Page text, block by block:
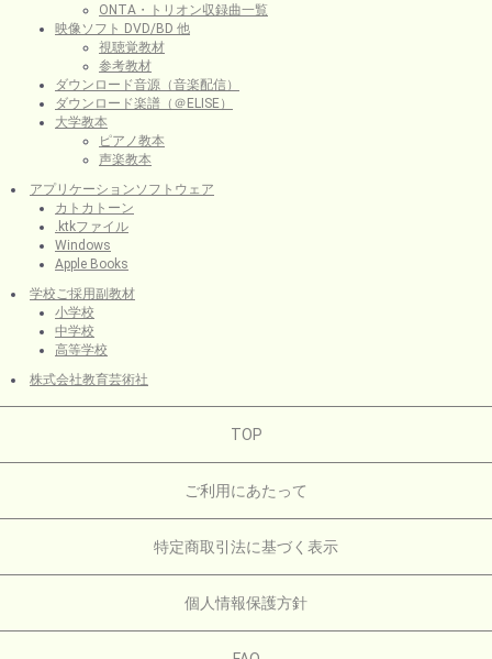
ONTA・トリオン収録曲一覧
映像ソフト DVD/BD 他
視聴覚教材
参考教材
ダウンロード音源（音楽配信）
ダウンロード楽譜（＠ELISE）
大学教本
ピアノ教本
声楽教本
アプリケーションソフトウェア
カトカトーン
.ktkファイル
Windows
Apple Books
学校ご採用副教材
小学校
中学校
高等学校
株式会社教育芸術社
TOP
ご利用にあたって
特定商取引法に基づく表示
個人情報保護方針